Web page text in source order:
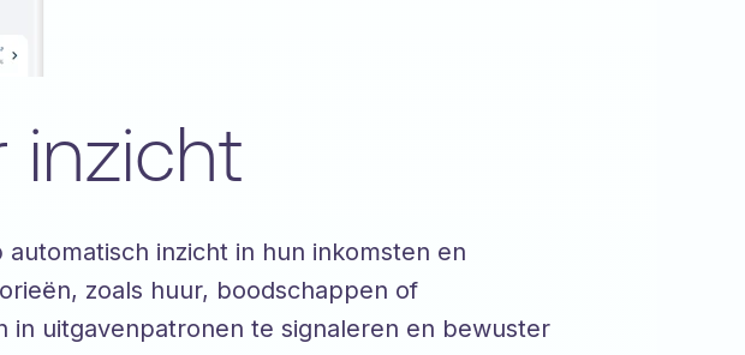
inzicht
inzicht in hun inkomsten en
zoals huur, boodschappen of
uitgavenpatronen te signaleren en bewuster